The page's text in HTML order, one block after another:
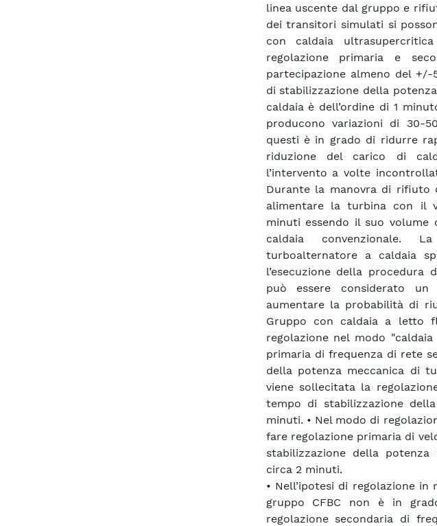
linea uscente dal gruppo e
dei transitori simulati si
con caldaia
regolazione primaria e
partecipazione almeno del
di stabilizzazione della
caldaia è dell’ordine di 1
producono variazioni di 30-
questi è in grado di ridurre
riduzione del carico di
l’intervento a volte
Durante la manovra di rifiuto
alimentare la turbina con il
minuti essendo il suo volume
caldaia convenzionale.
turboalternatore a caldaia
l’esecuzione della procedura
può essere considerato
aumentare la probabilità di
Gruppo con caldaia a letto
regolazione nel modo
primaria di frequenza di rete
della potenza meccanica di
viene sollecitata la
tempo di stabilizzazione
minuti. • Nel modo di
fare regolazione primaria di
stabilizzazione della
circa 2 minuti.
• Nell’ipotesi di regolazione
gruppo CFBC non è in
regolazione secondaria di